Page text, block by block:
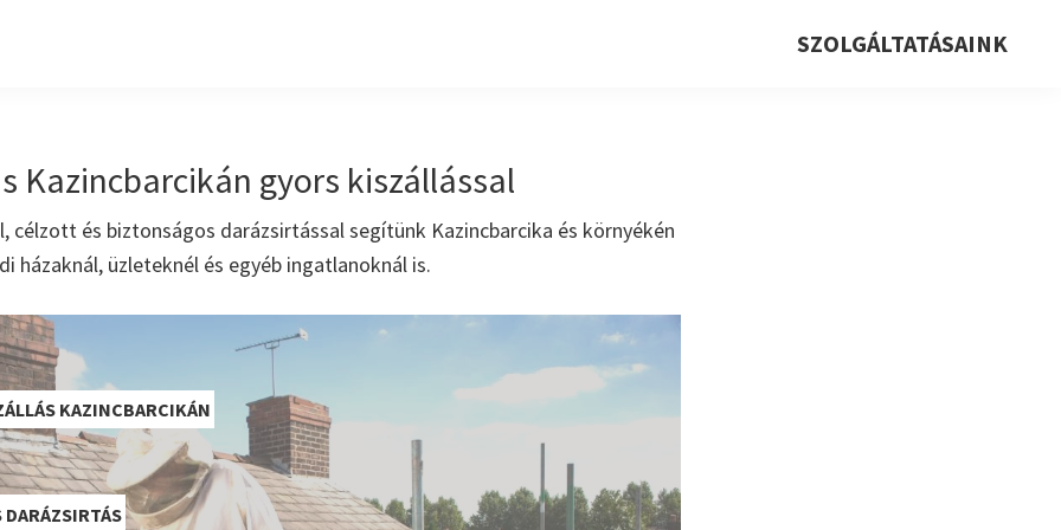
SZOLGÁLTATÁSAINK
Kazincbarcikán gyors kiszállással
célzott és biztonságos darázsirtással segítünk Kazincbarcika és környékén
házaknál, üzleteknél és egyéb ingatlanoknál is.
KAZINCBARCIKÁN
DARÁZSIRTÁS